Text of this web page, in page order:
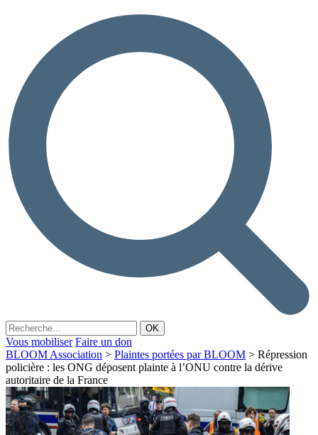
Vous mobiliser Faire un don
BLOOM Association > Plaintes portées par BLOOM > Répression
policière : les ONG déposent plainte à l’ONU contre la dérive
autoritaire de la France